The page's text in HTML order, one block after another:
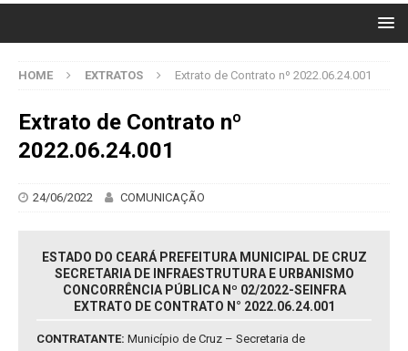
HOME EXTRATOS Extrato de Contrato nº 2022.06.24.001
Extrato de Contrato nº
2022.06.24.001
24/06/2022 COMUNICAÇÃO
ESTADO DO CEARÁ PREFEITURA MUNICIPAL DE CRUZ
SECRETARIA DE INFRAESTRUTURA E URBANISMO
CONCORRÊNCIA PÚBLICA Nº 02/2022-SEINFRA
EXTRATO DE CONTRATO N° 2022.06.24.001
CONTRATANTE: Município de Cruz – Secretaria de